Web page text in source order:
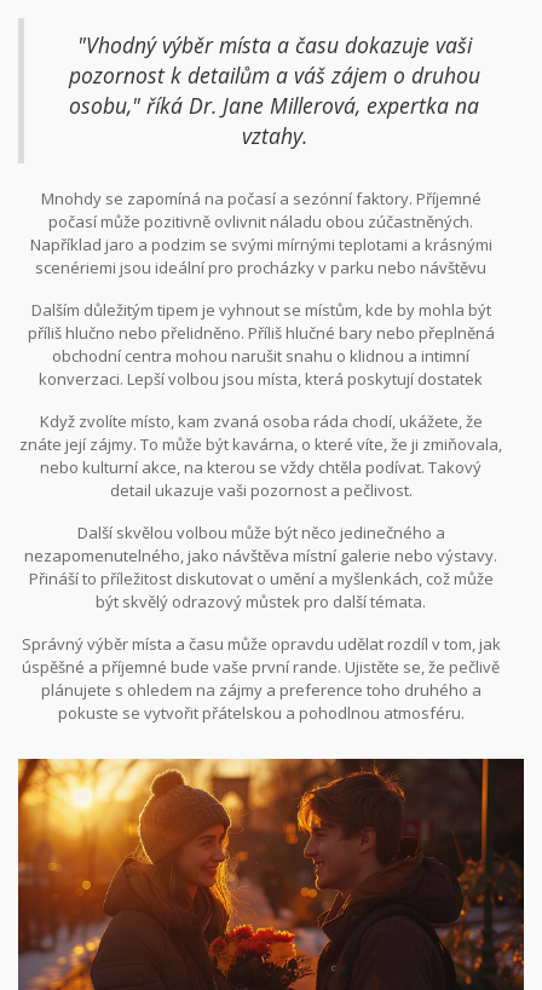
"Vhodný výběr místa a času dokazuje vaši
pozornost k detailům a váš zájem o druhou
osobu," říká Dr. Jane Millerová, expertka na
vztahy.
Mnohdy se zapomíná na počasí a sezónní faktory. Příjemné
počasí může pozitivně ovlivnit náladu obou zúčastněných.
Například jaro a podzim se svými mírnými teplotami a krásnými
scenériemi jsou ideální pro procházky v parku nebo návštěvu
nabídnout kouzelnou atmosféru při horké čokoládě v útulné
kavárně.
Dalším důležitým tipem je vyhnout se místům, kde by mohla být
příliš hlučno nebo přelidněno. Příliš hlučné bary nebo přeplněná
obchodní centra mohou narušit snahu o klidnou a intimní
konverzaci. Lepší volbou jsou místa, která poskytují dostatek
Když zvolíte místo, kam zvaná osoba ráda chodí, ukážete, že
znáte její zájmy. To může být kavárna, o které víte, že ji zmiňovala,
nebo kulturní akce, na kterou se vždy chtěla podívat. Takový
detail ukazuje vaši pozornost a pečlivost.
Další skvělou volbou může být něco jedinečného a
nezapomenutelného, jako návštěva místní galerie nebo výstavy.
Přináší to příležitost diskutovat o umění a myšlenkách, což může
být skvělý odrazový můstek pro další témata.
Správný výběr místa a času může opravdu udělat rozdíl v tom, jak
úspěšné a příjemné bude vaše první rande. Ujistěte se, že pečlivě
plánujete s ohledem na zájmy a preference toho druhého a
pokuste se vytvořit přátelskou a pohodlnou atmosféru.